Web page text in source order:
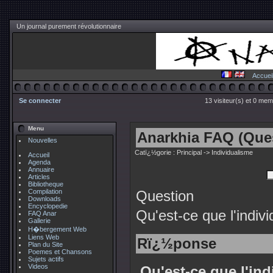
Un journal purement révolutionnaire
Accueil
Se connecter 13 visiteur(s) et 0
Menu
Nouvelles
Accueil
Agenda
Annuaire
Articles
Bibliotheque
Compilation
Downloads
Encyclopedie
FAQ Anar
Gallerie
H�bergement Web
Liens Web
Plan du Site
Poemes et Chansons
Sujets actifs
Videos
Anarkhia FAQ
Catï¿½gorie : Principal -> Individualisme
Question
Qu'est-ce que
Rï¿½ponse